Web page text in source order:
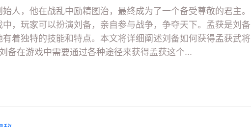
人，他在战乱中励精图治，最终成为了一个备受尊敬的君主。
，玩家可以扮演刘备，亲自参与战争，争夺天下。孟获是刘备
着独特的技能和特点。本文将详细阐述刘备如何获得孟获武将
备在游戏中需要通过各种途径来获得孟获这个...